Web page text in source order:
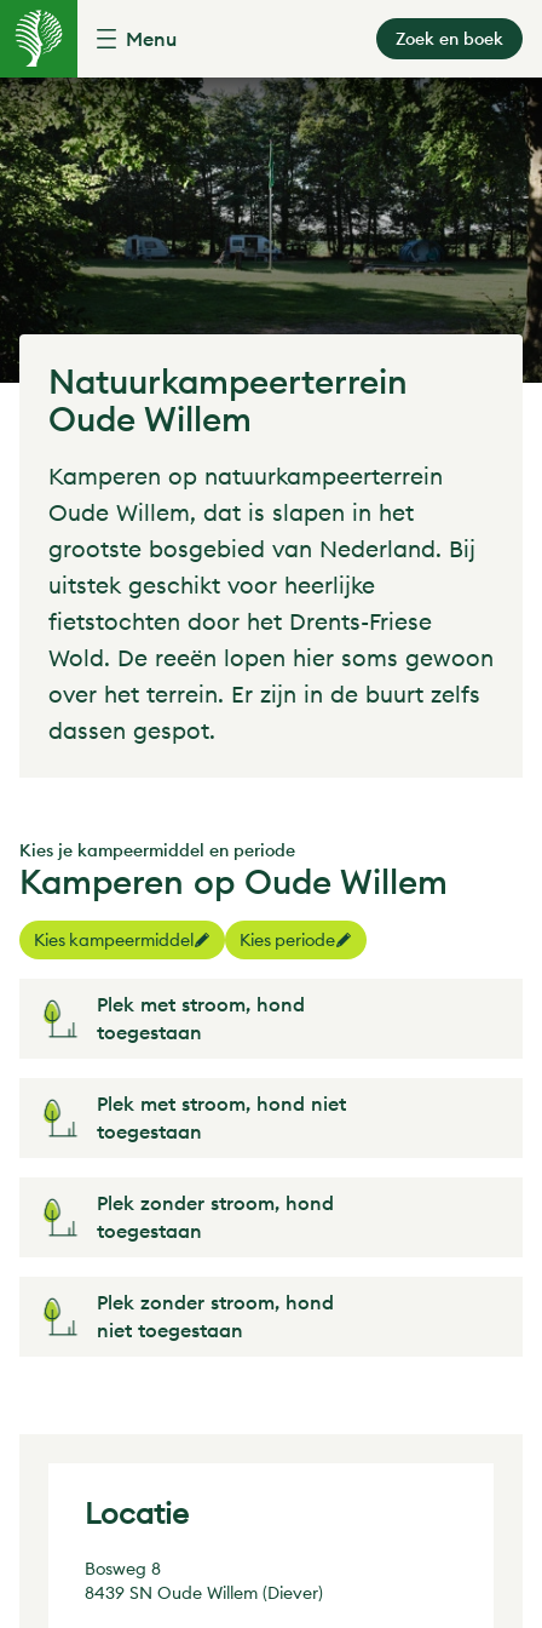
Menu Zoek en boek
Natuurkampeerterrein
Oude Willem
Kamperen op natuurkampeerterrein
Oude Willem, dat is slapen in het
grootste bosgebied van Nederland. Bij
uitstek geschikt voor heerlijke
fietstochten door het Drents-Friese
Wold. De reeën lopen hier soms gewoon
over het terrein. Er zijn in de buurt zelfs
dassen gespot.
Kies je kampeermiddel en periode
Kamperen op Oude Willem
Kies kampeermiddel Kies periode
Plek met stroom, hond
toegestaan
Plek met stroom, hond niet
toegestaan
Plek zonder stroom, hond
toegestaan
Plek zonder stroom, hond
niet toegestaan
Locatie
Bosweg 8
8439 SN Oude Willem (Diever)